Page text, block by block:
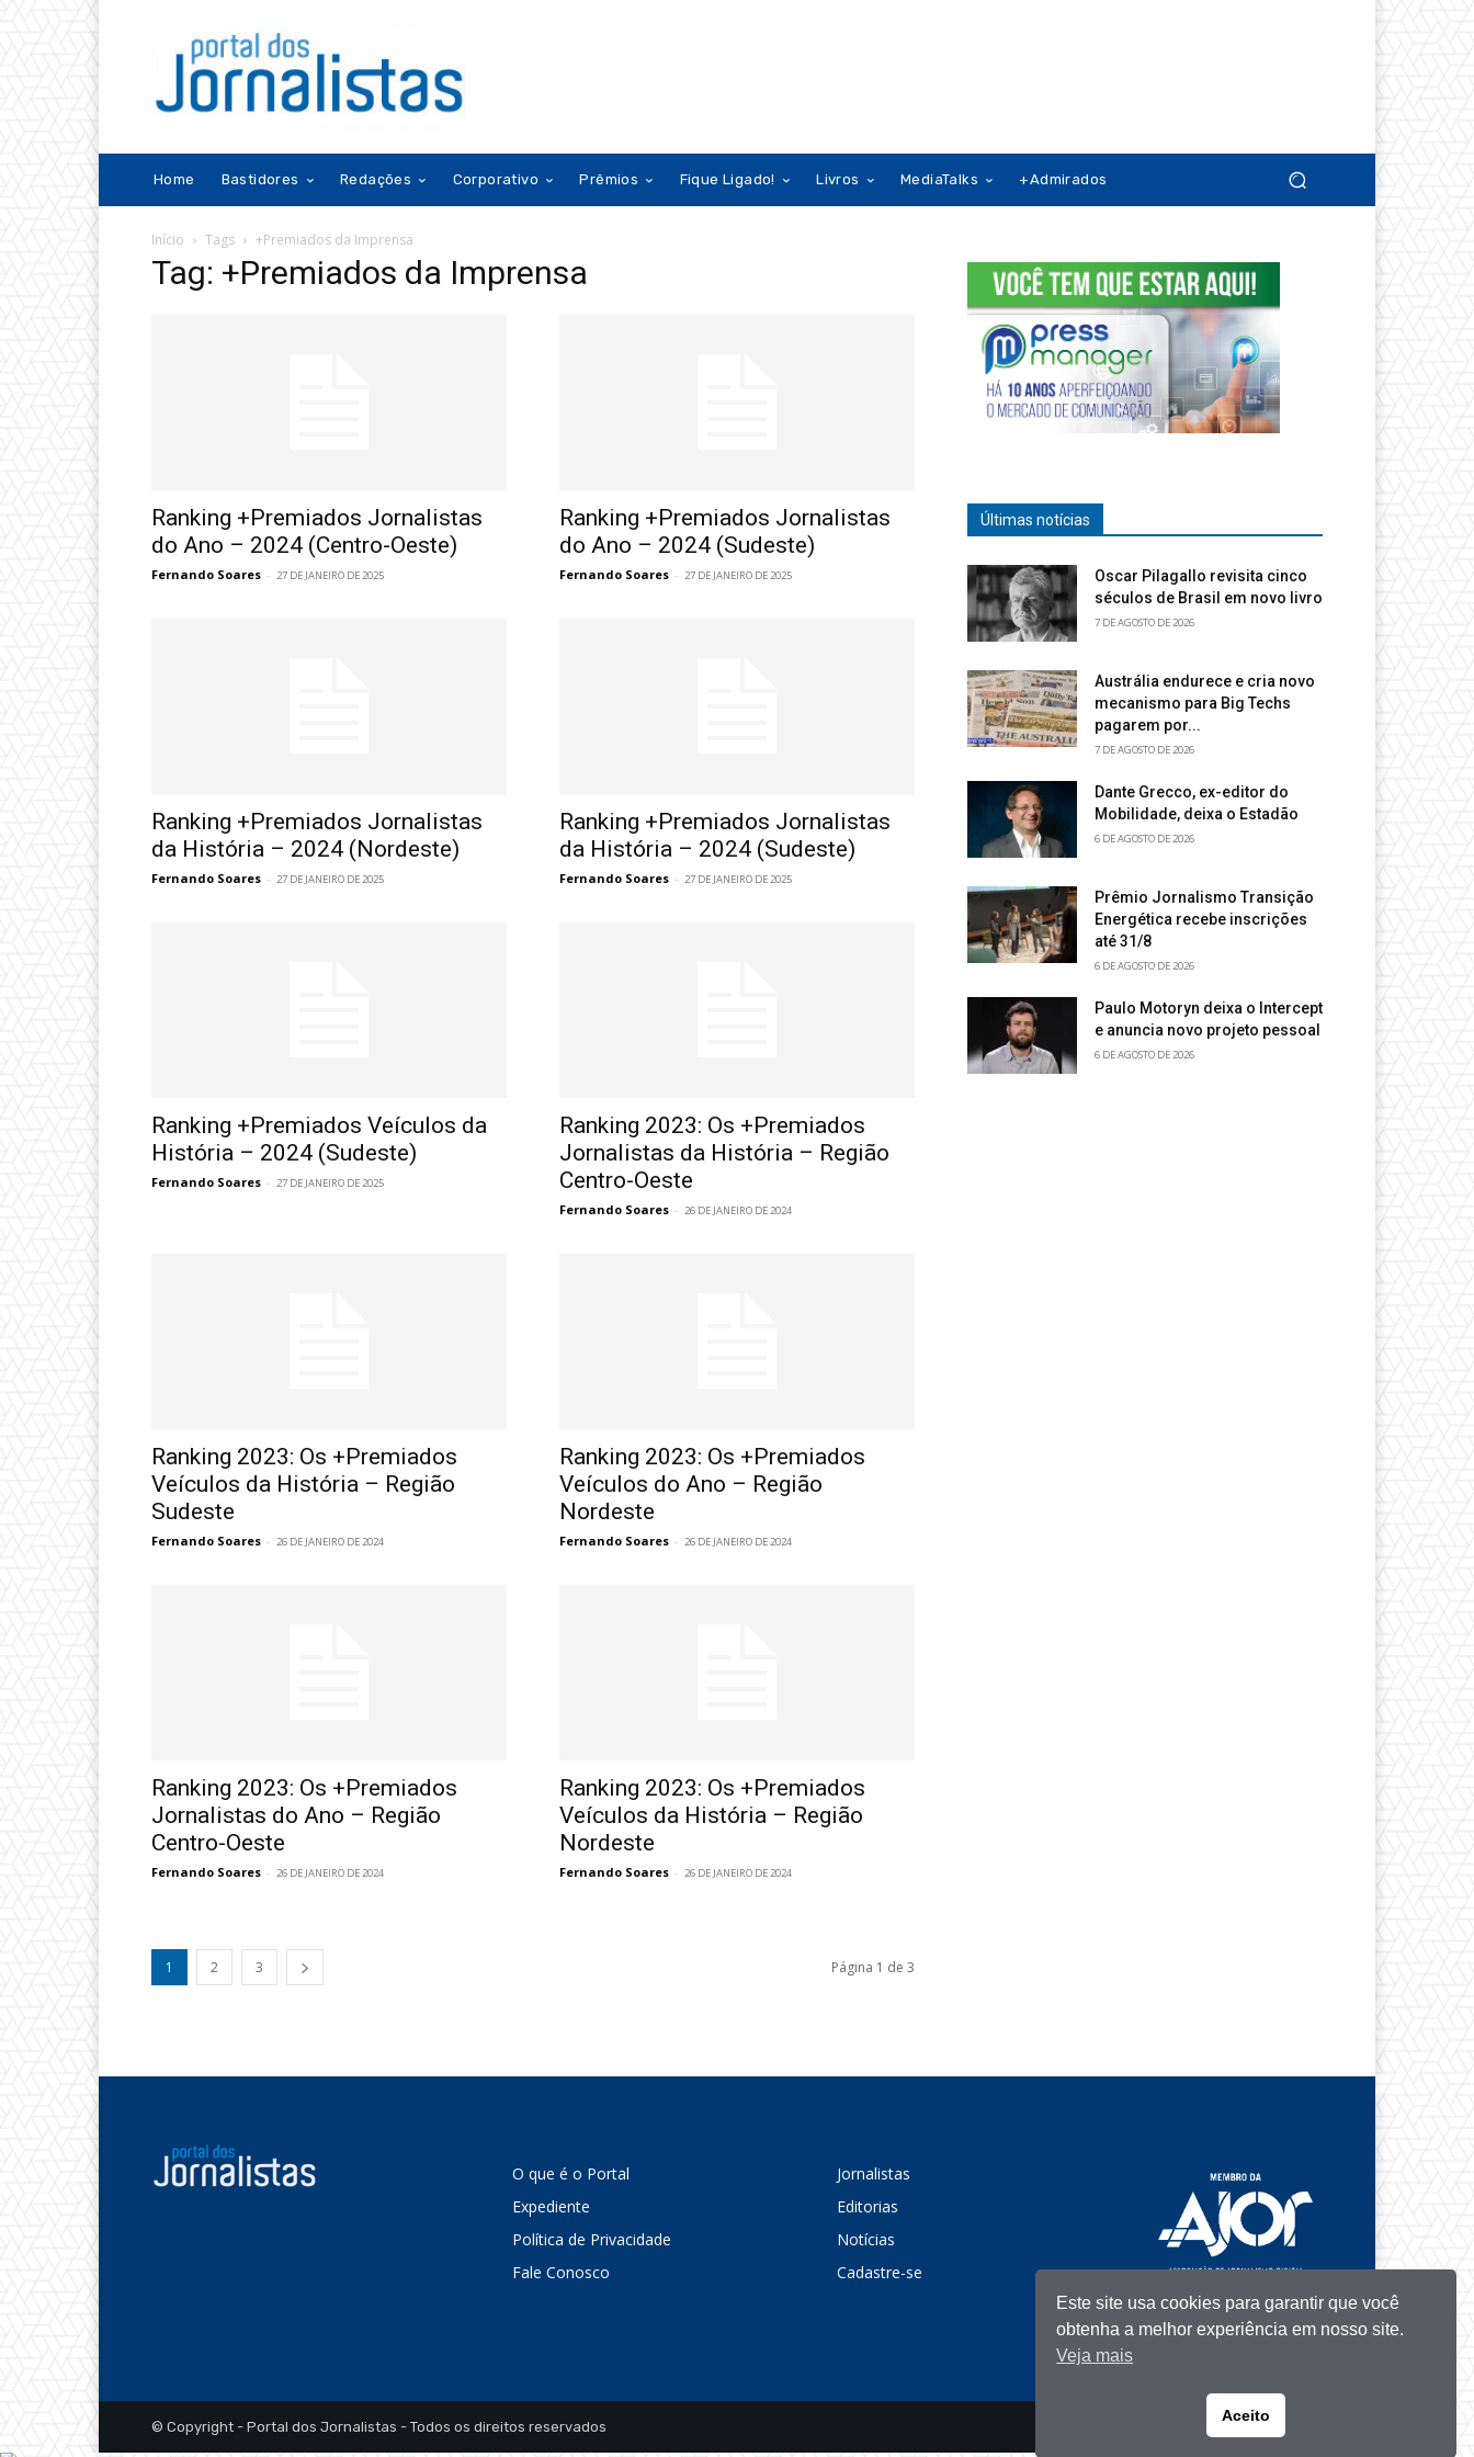
Home Bastidores Redações Corporativo Prêmios Fique Ligado! Livros MediaTalks +Admirados
Início Tags +Premiados da Imprensa
Tag: +Premiados da Imprensa
Ranking +Premiados Jornalistas
do Ano – 2024 (Centro-Oeste)
Fernando Soares - 27 DE JANEIRO DE 2025
Ranking +Premiados Jornalistas
do Ano – 2024 (Sudeste)
Fernando Soares - 27 DE JANEIRO DE 2025
Ranking +Premiados Jornalistas
da História – 2024 (Nordeste)
Fernando Soares - 27 DE JANEIRO DE 2025
Ranking +Premiados Jornalistas
da História – 2024 (Sudeste)
Fernando Soares - 27 DE JANEIRO DE 2025
Ranking +Premiados Veículos da
História – 2024 (Sudeste)
Fernando Soares - 27 DE JANEIRO DE 2025
Ranking 2023: Os +Premiados
Jornalistas da História – Região
Centro-Oeste
Fernando Soares - 26 DE JANEIRO DE 2024
Ranking 2023: Os +Premiados
Veículos da História – Região
Sudeste
Fernando Soares - 26 DE JANEIRO DE 2024
Ranking 2023: Os +Premiados
Veículos do Ano – Região
Nordeste
Fernando Soares - 26 DE JANEIRO DE 2024
Ranking 2023: Os +Premiados
Jornalistas do Ano – Região
Centro-Oeste
Fernando Soares - 26 DE JANEIRO DE 2024
Ranking 2023: Os +Premiados
Veículos da História – Região
Nordeste
Fernando Soares - 26 DE JANEIRO DE 2024
1 2 3 Página 1 de 3
Últimas notícias
Oscar Pilagallo revisita cinco
séculos de Brasil em novo livro
7 DE AGOSTO DE 2026
Austrália endurece e cria novo
mecanismo para Big Techs
pagarem por...
7 DE AGOSTO DE 2026
Dante Grecco, ex-editor do
Mobilidade, deixa o Estadão
6 DE AGOSTO DE 2026
Prêmio Jornalismo Transição
Energética recebe inscrições
até 31/8
6 DE AGOSTO DE 2026
Paulo Motoryn deixa o Intercept
e anuncia novo projeto pessoal
6 DE AGOSTO DE 2026
O que é o Portal
Expediente
Política de Privacidade
Fale Conosco
Jornalistas
Editorias
Notícias
Cadastre-se
© Copyright - Portal dos Jornalistas - Todos os direitos reservados
Portuguese
Este site usa cookies para garantir que você
obtenha a melhor experiência em nosso site.
Veja mais
Aceito